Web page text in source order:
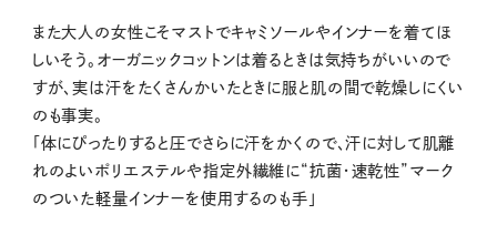
また大人の女性こそマストでキャミソールやインナーを着てほ
しいそう。オーガニックコットンは着るときは気持ちがいいので
すが、実は汗をたくさんかいたときに服と肌の間で乾燥しにくい
のも事実。
「体にぴったりすると圧でさらに汗をかくので、汗に対して肌離
れのよいポリエステルや指定外繊維に“抗菌・速乾性”マーク
のついた軽量インナーを使用するのも手」